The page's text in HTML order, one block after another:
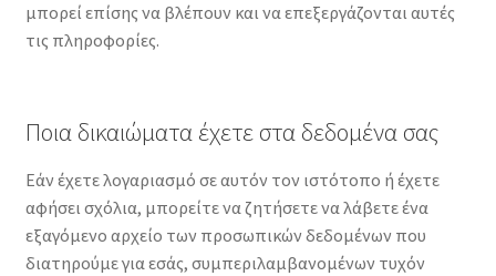
μπορεί επίσης να βλέπουν και να επεξεργάζονται αυτές
τις πληροφορίες.
Ποια δικαιώματα έχετε στα δεδομένα σας
Εάν έχετε λογαριασμό σε αυτόν τον ιστότοπο ή έχετε
αφήσει σχόλια, μπορείτε να ζητήσετε να λάβετε ένα
εξαγόμενο αρχείο των προσωπικών δεδομένων που
διατηρούμε για εσάς, συμπεριλαμβανομένων τυχόν